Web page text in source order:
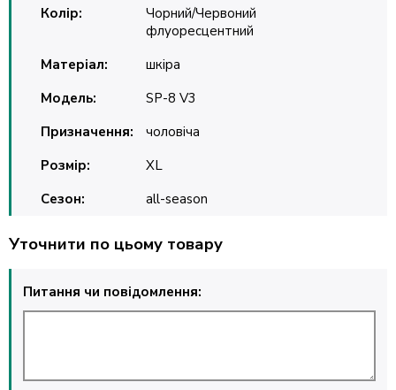
Колір:
Чорний/Червоний
флуоресцентний
Матеріал:
шкіра
Модель:
SP-8 V3
Призначення:
чоловіча
Розмір:
XL
Сезон:
all-season
Уточнити по цьому товару
Питання чи повідомлення: